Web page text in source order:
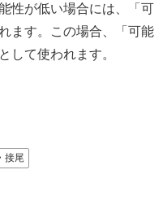
性が低い場合には、「可
ます。この場合、「可能
して使われます。
接尾